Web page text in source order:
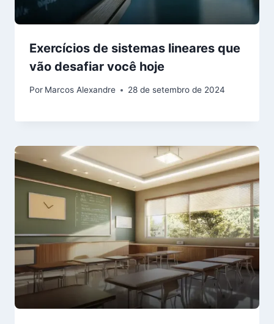
Exercícios de sistemas lineares que
vão desafiar você hoje
Por Marcos Alexandre 28 de setembro de 2024